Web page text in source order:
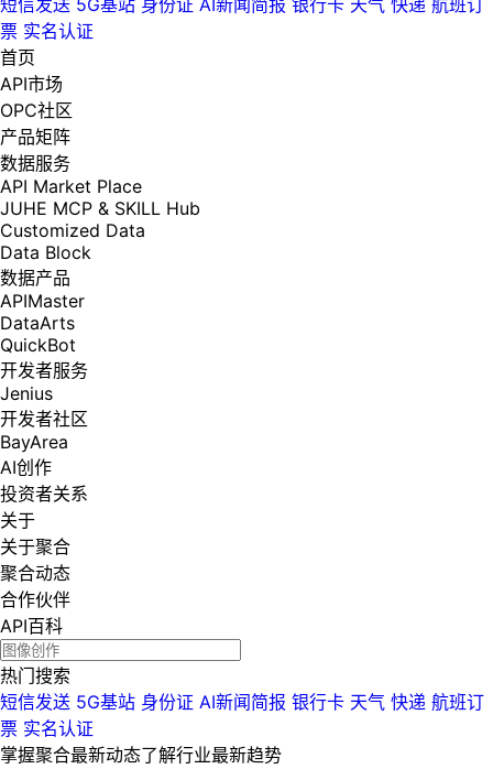
短信发送 5G基站 身份证 AI新闻简报 银行卡 天气 快递 航班订
票 实名认证
首页
API市场
OPC社区
产品矩阵
数据服务
API Market Place
JUHE MCP & SKILL Hub
Customized Data
Data Block
数据产品
APIMaster
DataArts
QuickBot
开发者服务
Jenius
开发者社区
BayArea
AI创作
投资者关系
关于
关于聚合
聚合动态
合作伙伴
API百科
热门搜索
短信发送 5G基站 身份证 AI新闻简报 银行卡 天气 快递 航班订
票 实名认证
掌握聚合最新动态了解行业最新趋势